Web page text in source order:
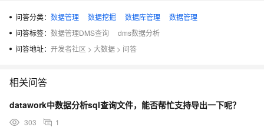
问答分类： 数据管理 数据挖掘 数据库管理
数据管理
问答标签： 数据管理DMS查询
dms数据分析
问答地址： 开发者社区 > 大数据 > 问答
相关问答
datawork中数据分析sql查询文件，能否帮忙支持导出一下呢？
303 1